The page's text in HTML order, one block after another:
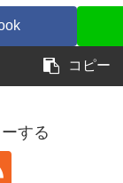
コピー
する